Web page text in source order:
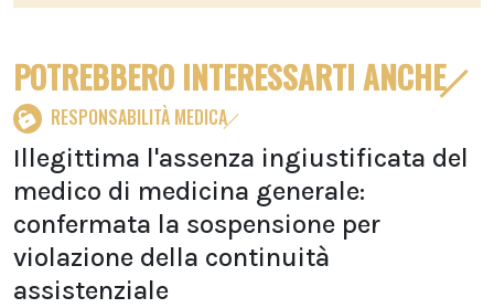
POTREBBERO INTERESSARTI ANCHE
RESPONSABILITÀ MEDICA
Illegittima l'assenza ingiustificata del
medico di medicina generale:
confermata la sospensione per
violazione della continuità
assistenziale